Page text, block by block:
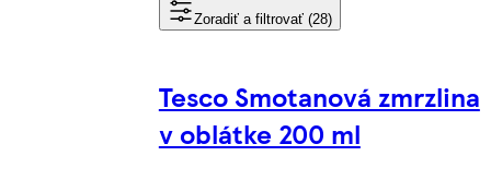
Zoradiť a filtrovať (28)
Tesco Smotanová zmrzlina
v oblátke 200 ml